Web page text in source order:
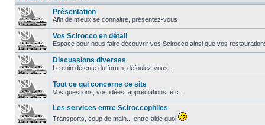
Présentation
Afin de mieux se connaitre, présentez-vous
Vos Scirocco en détail
Espace pour nous faire découvrir vos Scirocco ainsi que vos
Discussions diverses
Le coin détente du forum, défoulez-vous...
Tout ce qui concerne ce site
Vos questions, vos idées, appréciations, etc...
Les services entre Sciroccophiles
Transports, coup de main... entre-aide quoi